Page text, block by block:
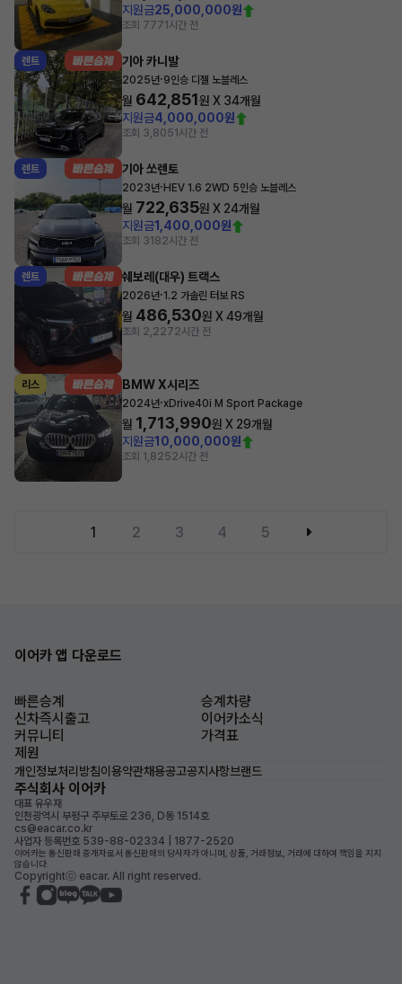
지원금25,000,000원
조회 7771시간 전
렌트 기아 카니발
2025년·9인승 디젤 노블레스
월 642,851원 X 34개월
지원금4,000,000원
조회 3,8051시간 전
렌트 기아 쏘렌토
2023년· HEV 1.6 2WD 5인승 노블레스
월 722,635원 X 24개월
지원금1,400,000원
조회 3182시간 전
렌트 쉐보레(대우) 트랙스
2026년·1.2 가솔린 터보 RS
월 486,530원 X49개월
조회 2,2272시간 전
리스 BMW X시리즈
2024년·xDrive40i M Sport Package
월 1,713,990원 X 29개월
지원금10,000,000원
조회 1,8252시간 전
1 2 3 4 5
이어카 앱 다운로드
빠른승계
승계차량
신차즉시출고
이어카소식
커뮤니티
가격표
제원
개인정보처리방침이용약관채용공고공지사항브랜드
주식회사 이어카
대표 유우재
인천광역시 부평구 주부토로 236, D동 1514호
cs@eacar.co.kr
사업자 등록번호 539-88-02334 | 1877-2520
이어카는 통신판매 중개자로서 통신판매의 당사자가 아니며, 상품, 거래정보, 거래에 대하여 책임을 지지
않습니다.
Copyrightⓒ eacar. All right reserved.